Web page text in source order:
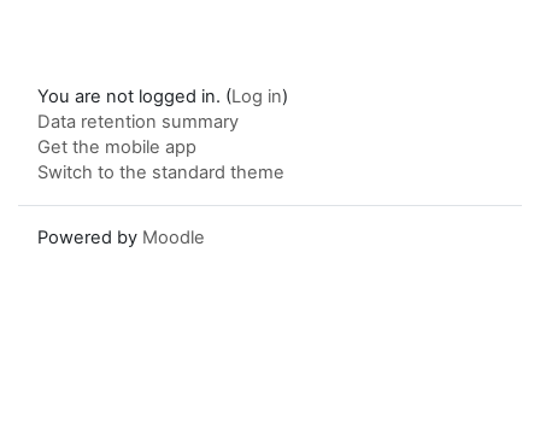
You are not logged in. (Log in)
Data retention summary
Get the mobile app
Switch to the standard theme
Powered by Moodle